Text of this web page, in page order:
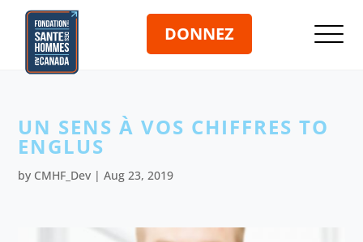
DONNEZ
UN SENS À VOS CHIFFRES TO
ENGLUS
by CMHF_Dev |Aug 23, 2019